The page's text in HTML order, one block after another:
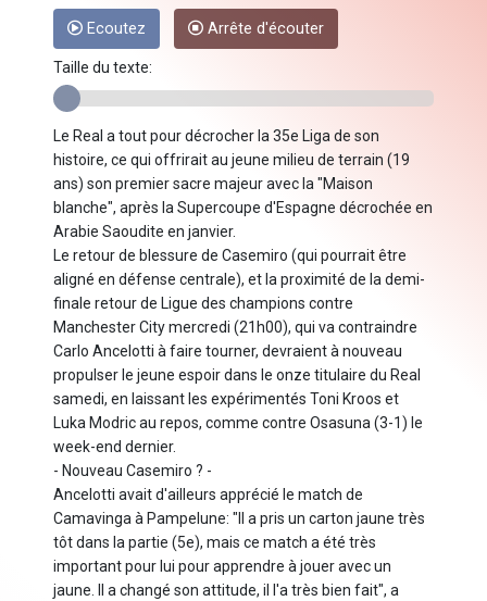
Ecoutez Arrête d'écouter
Taille du texte:
Le Real a tout pour décrocher la 35e Liga de son
histoire, ce qui offrirait au jeune milieu de terrain (19
ans) son premier sacre majeur avec la "Maison
blanche", après la Supercoupe d'Espagne décrochée en
Arabie Saoudite en janvier.
Le retour de blessure de Casemiro (qui pourrait être
aligné en défense centrale), et la proximité de la demi-
finale retour de Ligue des champions contre
Manchester City mercredi (21h00), qui va contraindre
Carlo Ancelotti à faire tourner, devraient à nouveau
propulser le jeune espoir dans le onze titulaire du Real
samedi, en laissant les expérimentés Toni Kroos et
Luka Modric au repos, comme contre Osasuna (3-1) le
week-end dernier.
- Nouveau Casemiro ? -
Ancelotti avait d'ailleurs apprécié le match de
Camavinga à Pampelune: "Il a pris un carton jaune très
tôt dans la partie (5e), mais ce match a été très
important pour lui pour apprendre à jouer avec un
jaune. Il a changé son attitude, il l'a très bien fait", a